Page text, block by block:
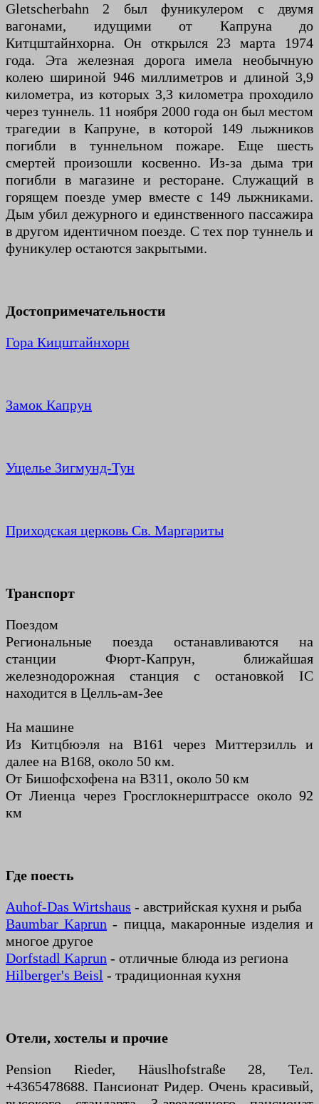
Gletscherbahn 2 был фуникулером с двумя
вагонами, идущими от Капруна до
Китцштайнхорна. Он открылся 23 марта 1974
года. Эта железная дорога имела необычную
колею шириной 946 миллиметров и длиной 3,9
километра, из которых 3,3 километра проходило
через туннель. 11 ноября 2000 года он был местом
трагедии в Капруне, в которой 149 лыжников
погибли в туннельном пожаре. Еще шесть
смертей произошли косвенно. Из-за дыма три
погибли в магазине и ресторане. Служащий в
горящем поезде умер вместе с 149 лыжниками.
Дым убил дежурного и единственного пассажира
в другом идентичном поезде. С тех пор туннель и
фуникулер остаются закрытыми.
Достопримечательности
Гора Кицштайнхорн
Замок Капрун
Ущелье Зигмунд-Тун
Приходская церковь Св. Маргариты
Транспорт
Поездом
Региональные поезда останавливаются на
станции Фюрт-Капрун, ближайшая
железнодорожная станция с остановкой IC
находится в Целль-ам-Зее
На машине
Из Китцбюэля на B161 через Миттерзилль и
далее на B168, около 50 км.
От Бишофсхофена на B311, около 50 км
От Лиенца через Гросглокнерштрассе около 92
км
Где поесть
Auhof-Das Wirtshaus - австрийская кухня и рыба
Baumbar Kaprun - пицца, макаронные изделия и
многое другое
Dorfstadl Kaprun - отличные блюда из региона
Hilberger's Beisl - традиционная кухня
Отели, хостелы и прочие
Pension Rieder, Häuslhofstraße 28, Тел.
+4365478688. Пансионат Ридер. Очень красивый,